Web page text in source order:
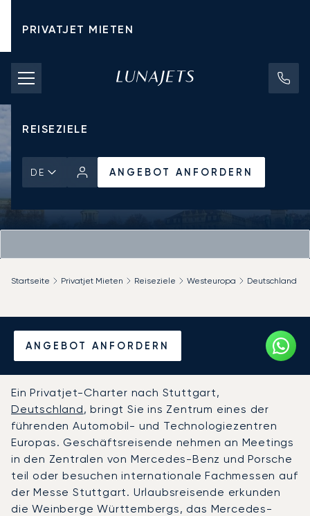
PRIVATJET MIETEN
CHARTERPREISE
PRIVATJETS
REISEZIELE
DE ANGEBOT ANFORDERN
ANGEBOT ANFORDERN
Startseite Privatjet Mieten Reiseziele Westeuropa Deutschland
Mieten Sie einen Privatjet
von/nach Stuttgart
Ein Privatjet-Charter nach Stuttgart,
Deutschland, bringt Sie ins Zentrum eines der
führenden Automobil- und Technologiezentren
Europas. Geschäftsreisende nehmen an Meetings
in den Zentralen von Mercedes-Benz und Porsche
teil oder besuchen internationale Fachmessen auf
der Messe Stuttgart. Urlaubsreisende erkunden
die Weinberge Württembergs, das Mercedes-